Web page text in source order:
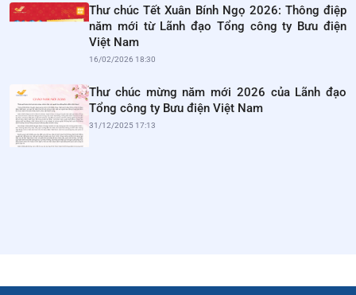
Thư chúc Tết Xuân Bính Ngọ 2026: Thông điệp
năm mới từ Lãnh đạo Tổng công ty Bưu điện
Việt Nam
16/02/2026 18:30
Thư chúc mừng năm mới 2026 của Lãnh đạo
Tổng công ty Bưu điện Việt Nam
31/12/2025 17:13